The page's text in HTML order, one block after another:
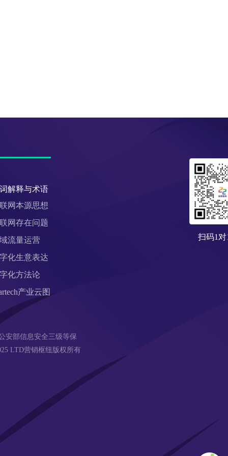
扫码1对
LTD营销枢纽版权所有
解释与术语
网本源思想
网存在问题
流量运营
化生意表达
化方法论
产业云图
安部信息安全三级等保